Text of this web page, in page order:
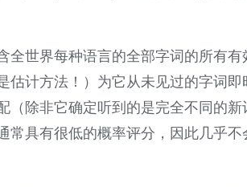
全世界每种语言的全部字词的所有
估计方法！）为它从未见过的字词
（除非它确定听到的是完全不同的
常具有很低的概率评分，因此几乎